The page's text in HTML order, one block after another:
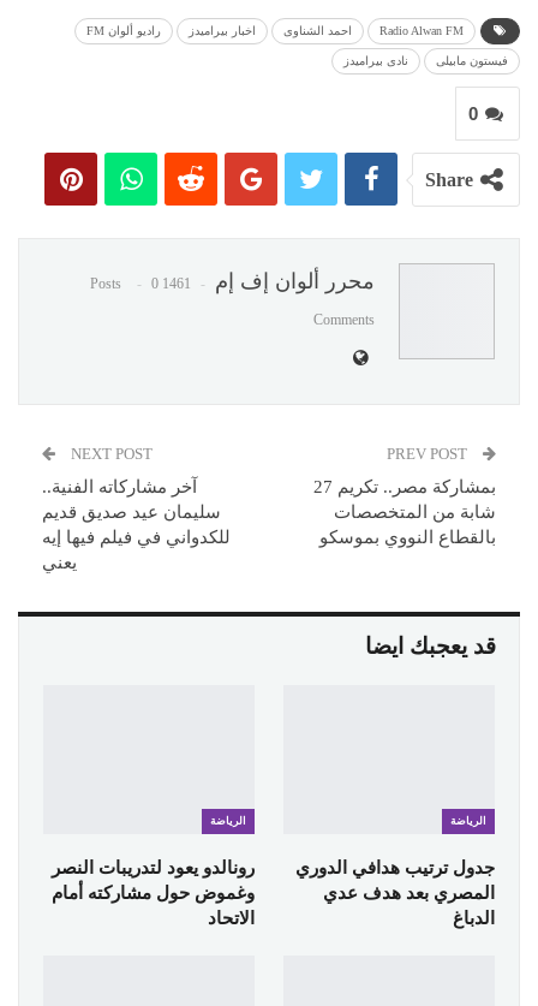
Radio Alwan FM احمد الشناوى اخبار بيراميدز راديو ألوان FM
فيستون مابيلى نادى بيراميدز
0
Share
محرر ألوان إف إم 1461 Posts
0
Comments
بمشاركة مصر.. تكريم 27
شابة من المتخصصات
بالقطاع النووي بموسكو
NEXT POST
آخر مشاركاته الفنية..
سليمان عيد صديق قديم
للكدواني في فيلم فيها إيه
يعني
قد يعجبك ايضا
الرياضة
جدول ترتيب هدافي الدوري
المصري بعد هدف عدي
الدباغ
الرياضة
رونالدو يعود لتدريبات النصر
وغموض حول مشاركته أمام
الاتحاد